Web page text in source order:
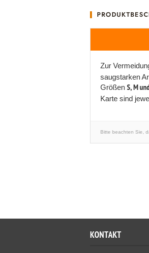
Zur
saugstarken
Größen S, M
Karte sind
Bitte beachten Sie,
KONTAKT